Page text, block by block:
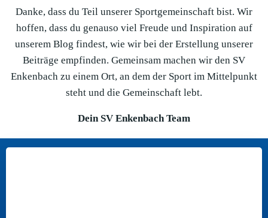
Danke, dass du Teil unserer Sportgemeinschaft bist. Wir
hoffen, dass du genauso viel Freude und Inspiration auf
unserem Blog findest, wie wir bei der Erstellung unserer
Beiträge empfinden. Gemeinsam machen wir den SV
Enkenbach zu einem Ort, an dem der Sport im Mittelpunkt
steht und die Gemeinschaft lebt.
Dein SV Enkenbach Team